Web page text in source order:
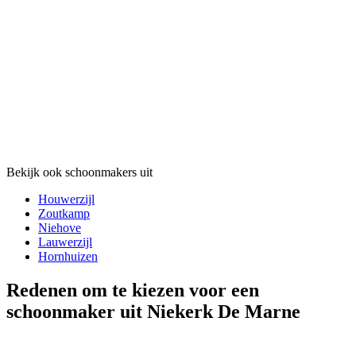
Bekijk ook schoonmakers uit
Houwerzijl
Zoutkamp
Niehove
Lauwerzijl
Hornhuizen
Redenen om te kiezen voor een
schoonmaker uit Niekerk De Marne